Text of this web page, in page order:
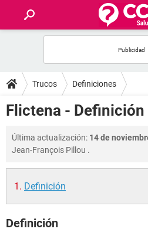
FOROS
SALUD
FAMILIA
NUTRICIÓN
SEXUALIDAD
Trucos Definiciones
Flictena - Definición
Última actualización: 14 de
Jean-François Pillou .
Definición
Definición